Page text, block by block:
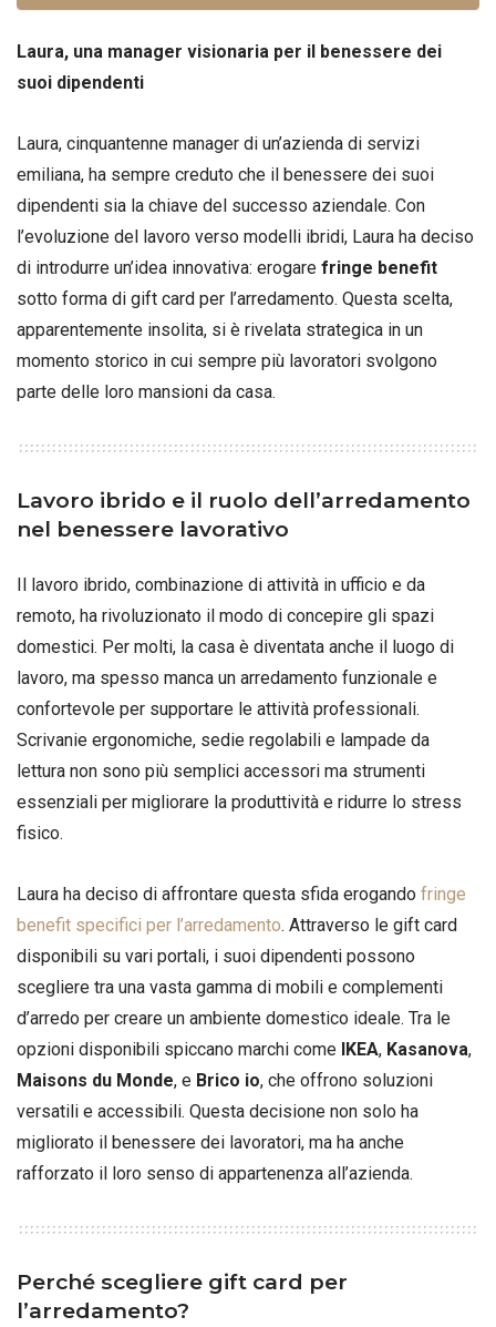
Laura, una manager visionaria per il benessere dei
suoi dipendenti
Laura, cinquantenne manager di un’azienda di servizi
emiliana, ha sempre creduto che il benessere dei suoi
dipendenti sia la chiave del successo aziendale. Con
l’evoluzione del lavoro verso modelli ibridi, Laura ha deciso
di introdurre un’idea innovativa: erogare fringe benefit
sotto forma di gift card per l’arredamento. Questa scelta,
apparentemente insolita, si è rivelata strategica in un
momento storico in cui sempre più lavoratori svolgono
parte delle loro mansioni da casa.
Lavoro ibrido e il ruolo dell’arredamento
nel benessere lavorativo
Il lavoro ibrido, combinazione di attività in ufficio e da
remoto, ha rivoluzionato il modo di concepire gli spazi
domestici. Per molti, la casa è diventata anche il luogo di
lavoro, ma spesso manca un arredamento funzionale e
confortevole per supportare le attività professionali.
Scrivanie ergonomiche, sedie regolabili e lampade da
lettura non sono più semplici accessori ma strumenti
essenziali per migliorare la produttività e ridurre lo stress
fisico.
Laura ha deciso di affrontare questa sfida erogando fringe
benefit specifici per l’arredamento. Attraverso le gift card
disponibili su vari portali, i suoi dipendenti possono
scegliere tra una vasta gamma di mobili e complementi
d’arredo per creare un ambiente domestico ideale. Tra le
opzioni disponibili spiccano marchi come IKEA, Kasanova,
Maisons du Monde, e Brico io, che offrono soluzioni
versatili e accessibili. Questa decisione non solo ha
migliorato il benessere dei lavoratori, ma ha anche
rafforzato il loro senso di appartenenza all’azienda.
Perché scegliere gift card per
l’arredamento?